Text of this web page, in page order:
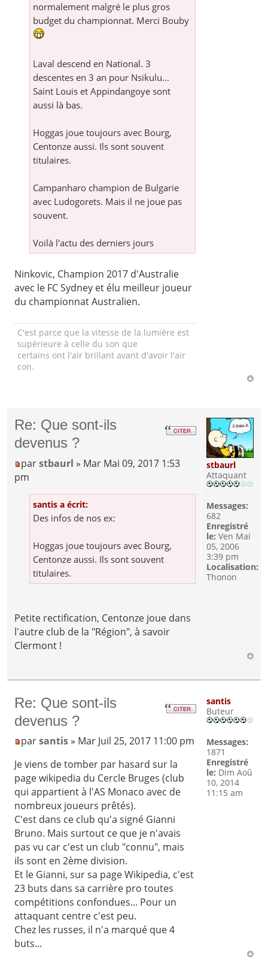
normalement malgré le plus gros
budget du championnat. Merci Bouby
Laval descend en National. 3
descentes en 3 an pour Nsikulu...
Saint Louis et Appindangoye sont
aussi là bas.
Hoggas joue toujours avec Bourg,
Centonze aussi. Ils sont souvent
titulaires.
Campanharo champion de Bulgarie
avec Ludogorets. Mais il ne joue pas
souvent.
Voilà l'actu des derniers jours
Ninkovic, Champion 2017 d'Australie
avec le FC Sydney et élu meilleur joueur
du championnat Australien.
C'est parce que la vitesse de la lumière est
supérieure à celle du son que
certains ont l'air brillant avant d'avoir l'air
con.
Re: Que sont-ils
devenus ?
parstbaurl » Mar Mai 09, 2017 1:53
pm
santis a écrit:
Des infos de nos ex:
Hoggas joue toujours avec Bourg,
Centonze aussi. Ils sont souvent
titulaires.
Petite rectification, Centonze joue dans
l'autre club de la "Région", à savoir
Clermont !
stbaurl
Attaquant
Messages:
682
Enregistré
le: Ven Mai
05, 2006
3:39 pm
Localisation:
Thonon
Re: Que sont-ils
devenus ?
parsantis» Mar Juil 25, 2017 11:00 pm
Je viens de tomber par hasard sur la
page wikipedia du Cercle Bruges (club
qui appartient à l'AS Monaco avec de
nombreux joueurs prêtés).
C'est dans ce club qu'a signé Gianni
Bruno. Mais surtout ce que je n'avais
pas vu car c'est un club "connu", mais
ils sont en 2ème division.
Et le Gianni, sur sa page Wikipedia, c'est
23 buts dans sa carrière pro toutes
compétitions confondues... Pour un
attaquant centre c'est peu.
Chez les russes, il n'a marqué que 4
buts...
santis
Buteur
Messages:
1871
Enregistré
le: Dim Aoû
10, 2014
11:15 am